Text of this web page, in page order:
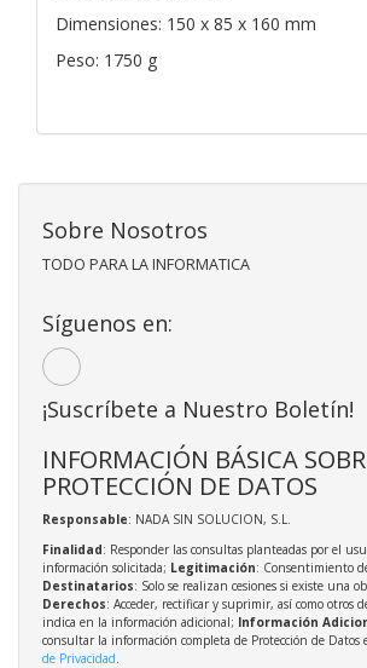
Dimensiones: 150 x 85 x 160 mm
Peso: 1750 g
Sobre Nosotros
TODO PARA LA INFORMATICA
Síguenos en:
¡Suscríbete a Nuestro Boletín!
INFORMACIÓN BÁSICA
PROTECCIÓN DE DATOS
Responsable: NADA SIN SOLUCION, S.L.
Finalidad: Responder las consultas planteadas por el
información solicitada; Legitimación: Consentimiento
Destinatarios: Solo se realizan cesiones si existe una
Derechos: Acceder, rectificar y suprimir, así como otros
indica en la información adicional; Información
consultar la información completa de Protección de Datos
de Privacidad